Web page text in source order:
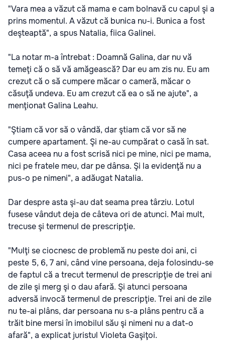
"Vara mea a văzut că mama e cam bolnavă cu capul şi a
prins momentul. A văzut că bunica nu-i. Bunica a fost
deşteaptă", a spus Natalia, fiica Galinei.
"La notar m-a întrebat : Doamnă Galina, dar nu vă
temeţi că o să vă amăgească? Dar eu am zis nu. Eu am
crezut că o să cumpere măcar o cameră, măcar o
căsuţă undeva. Eu am crezut că ea o să ne ajute", a
menţionat Galina Leahu.
"Ştiam că vor să o vândă, dar ştiam că vor să ne
cumpere apartament. Şi ne-au cumpărat o casă în sat.
Casa aceea nu a fost scrisă nici pe mine, nici pe mama,
nici pe fratele meu, dar pe dânsa. Şi la evidenţă nu a
pus-o pe nimeni", a adăugat Natalia.
Dar despre asta şi-au dat seama prea târziu. Lotul
fusese vândut deja de câteva ori de atunci. Mai mult,
trecuse şi termenul de prescripţie.
"Mulţi se ciocnesc de problemă nu peste doi ani, ci
peste 5, 6, 7 ani, când vine persoana, deja folosindu-se
de faptul că a trecut termenul de prescripţie de trei ani
de zile şi merg şi o dau afară. Şi atunci persoana
adversă invocă termenul de prescripţie. Trei ani de zile
nu te-ai plâns, dar persoana nu s-a plâns pentru că a
trăit bine mersi în imobilul său şi nimeni nu a dat-o
afară", a explicat juristul Violeta Gaşiţoi.